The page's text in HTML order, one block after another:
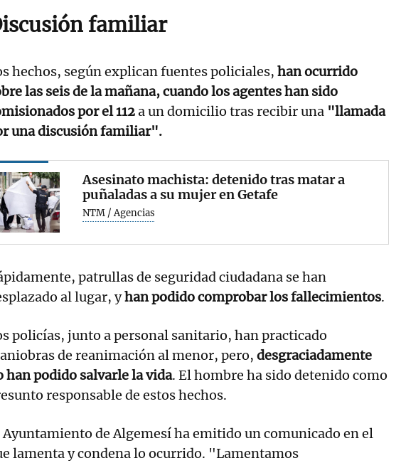
familiar
hechos, según explican fuentes policiales, han ocurrido
las seis de la mañana, cuando los agentes han sido
por el 112a un domicilio tras recibir una "llamada
una discusión familiar".
Asesinato machista: detenido tras matar a
puñaladas a su mujer en Getafe
NTM / Agencias
patrullas de seguridad ciudadana se han
al lugar, yhan podido comprobar los fallecimientos.
policías, junto a personal sanitario, han practicado
de reanimación al menor, pero, desgraciadamente
han podido salvarle la vida. El hombre ha sido detenido como
responsable de estos hechos.
Ayuntamiento de Algemesí ha emitido un comunicado en el
lamenta y condena lo ocurrido. "Lamentamos